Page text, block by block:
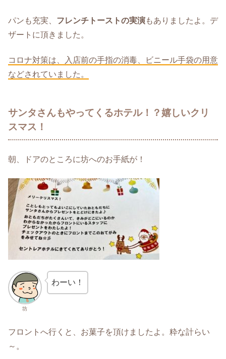
パンも充実、 フレンチトーストの実演もありましたよ。デ
ザートに頂きました。
コロナ対策は、入店前の手指の消毒、ビニール手袋の用意
などされていました。
サンタさんもやってくるホテル！？嬉しいクリ
スマス！
朝、ドアのところに坊へのお手紙が！
坊
わーい！
フロントへ行くと、お菓子を頂けましたよ。粋な計らい
～。